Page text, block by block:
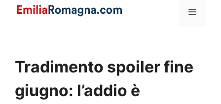
MENU
Tradimento spoiler fine
giugno: l’addio è